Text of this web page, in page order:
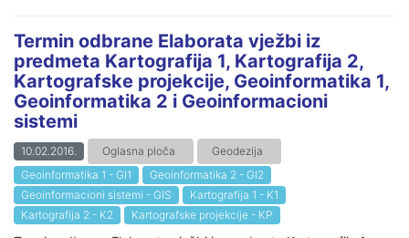
Termin odbrane Elaborata vježbi iz
predmeta Kartografija 1, Kartografija 2,
Kartografske projekcije, Geoinformatika 1,
Geoinformatika 2 i Geoinformacioni
sistemi
10.02.2016. Oglasna ploča
Geodezija
Geoinformatika 1 - GI1
Geoinformatika 2 - GI2
Geoinformacioni sistemi - GIS
Kartografija 1 - K1
Kartografija 2 - K2
Kartografske projekcije - KP